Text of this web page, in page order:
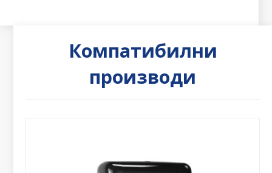
Компатибилни
производи